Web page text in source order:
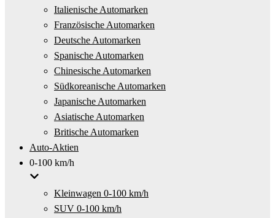
Italienische Automarken
Französische Automarken
Deutsche Automarken
Spanische Automarken
Chinesische Automarken
Südkoreanische Automarken
Japanische Automarken
Asiatische Automarken
Britische Automarken
Auto-Aktien
0-100 km/h
Kleinwagen 0-100 km/h
SUV 0-100 km/h